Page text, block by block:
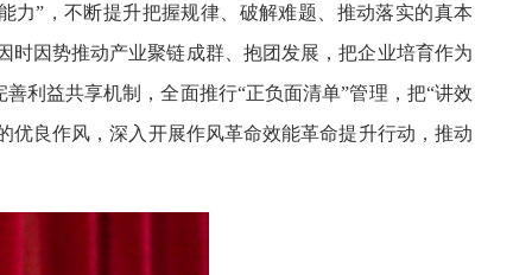
力”，不断提升把握规律、破解难题、推动落实的真本
时因势推动产业聚链成群、抱团发展，把企业培育作为
利益共享机制，全面推行“正负面清单”管理，把“讲效
优良作风，深入开展作风革命效能革命提升行动，推动